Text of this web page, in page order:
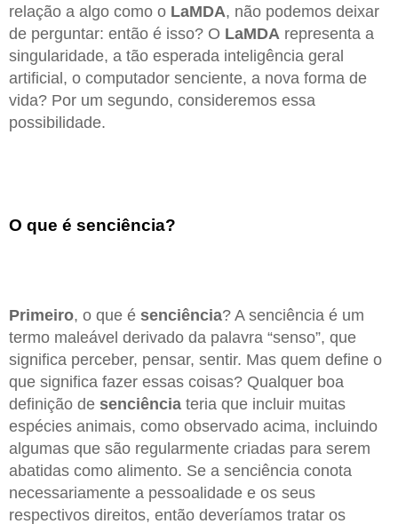
relação a algo como o LaMDA, não podemos deixar
de perguntar: então é isso? O LaMDA representa a
singularidade, a tão esperada inteligência geral
artificial, o computador senciente, a nova forma de
vida? Por um segundo, consideremos essa
possibilidade.
O que é senciência?
Primeiro, o que é senciência? A senciência é um
termo maleável derivado da palavra “senso”, que
significa perceber, pensar, sentir. Mas quem define o
que significa fazer essas coisas? Qualquer boa
definição de senciência teria que incluir muitas
espécies animais, como observado acima, incluindo
algumas que são regularmente criadas para serem
abatidas como alimento. Se a senciência conota
necessariamente a pessoalidade e os seus
respectivos direitos, então deveríamos tratar os